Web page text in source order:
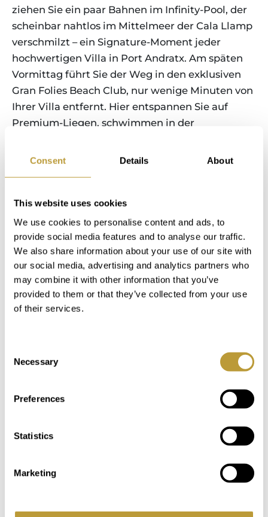
Consent Details About
This website uses cookies
We use cookies to personalise content and ads, to
provide social media features and to analyse our traffic.
We also share information about your use of our site with
our social media, advertising and analytics partners who
may combine it with other information that you’ve
provided to them or that they’ve collected from your use
of their services.
Selection
Necessary
Preferences
Statistics
Marketing
ziehen Sie ein paar Bahnen im Infinity-Pool, der
scheinbar nahtlos im Mittelmeer der Cala Llamp
verschmilzt – ein Signature-Moment jeder
hochwertigen Villa in Port Andratx. Am späten
Vormittag führt Sie der Weg in den exklusiven
Gran Folies Beach Club, nur wenige Minuten von
Ihrer Villa entfernt. Hier entspannen Sie auf
Premium-Liegen, schwimmen in der
Tapas oder ein Glas Rosé – perfektes Mallorca-
Fitnessbereich. Sauna, Workout oder Ruhe – alles
in absoluter Privatsphäre. Anschließend lädt der
liebevoll gestaltete Garten mit seinen
Rückzugsmöglichkeiten zu einem Moment der
Stille ein. Wenn die Sonne sinkt, steigen Sie auf
die Dachterrasse Ihrer Cala-Llamp-Villa. Der
Jacuzzi ist warm, und der Blick über das goldene,
Luxusadressen Mallorcas gehören. Am Abend
Promenade erwacht zum Leben: Yachten
bieten erstklassige mediterrane Küche, und die
Atmosphäre vereint Eleganz und Leichtigkeit.
Lifestyle perfekt ab. Zurück in Ihrer Luxus Villa in
wie er begonnen hat – mit Meerblick, Ruhe und